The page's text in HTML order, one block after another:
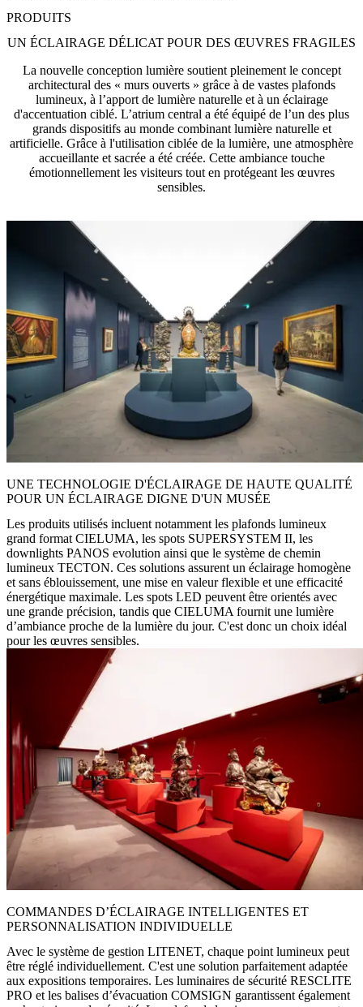
PRODUITS
UN ÉCLAIRAGE DÉLICAT POUR DES ŒUVRES FRAGILES
La nouvelle conception lumière soutient pleinement le concept
architectural des « murs ouverts » grâce à de vastes plafonds
lumineux, à l’apport de lumière naturelle et à un éclairage
d'accentuation ciblé. L’atrium central a été équipé de l’un des plus
grands dispositifs au monde combinant lumière naturelle et
artificielle. Grâce à l'utilisation ciblée de la lumière, une atmosphère
accueillante et sacrée a été créée. Cette ambiance touche
émotionnellement les visiteurs tout en protégeant les œuvres
sensibles.
UNE TECHNOLOGIE D'ÉCLAIRAGE DE HAUTE QUALITÉ
POUR UN ÉCLAIRAGE DIGNE D'UN MUSÉE
Les produits utilisés incluent notamment les plafonds lumineux
grand format CIELUMA, les spots SUPERSYSTEM II, les
downlights PANOS evolution ainsi que le système de chemin
lumineux TECTON. Ces solutions assurent un éclairage homogène
et sans éblouissement, une mise en valeur flexible et une efficacité
énergétique maximale. Les spots LED peuvent être orientés avec
une grande précision, tandis que CIELUMA fournit une lumière
d’ambiance proche de la lumière du jour. C'est donc un choix idéal
pour les œuvres sensibles.
COMMANDES D’ÉCLAIRAGE INTELLIGENTES ET
PERSONNALISATION INDIVIDUELLE
Avec le système de gestion LITENET, chaque point lumineux peut
être réglé individuellement. C'est une solution parfaitement adaptée
aux expositions temporaires. Les luminaires de sécurité RESCLITE
PRO et les balises d’évacuation COMSIGN garantissent également